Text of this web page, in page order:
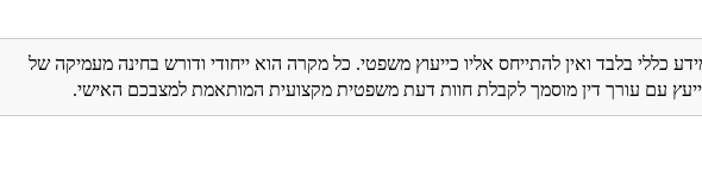
כללי בלבד ואין להתייחס אליו כייעוץ משפטי. כל מקרה הוא ייחודי ודורש בחינה מעמיקה של
עם עורך דין מוסמך לקבלת חוות דעת משפטית מקצועית המותאמת למצבכם האישי.